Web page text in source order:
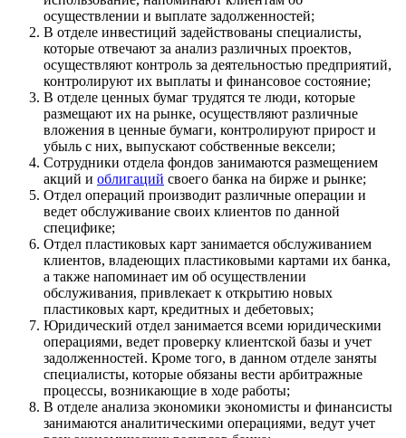
осуществлении и выплате задолженностей;
В отделе инвестиций задействованы специалисты,
которые отвечают за анализ различных проектов,
осуществляют контроль за деятельностью предприятий,
контролируют их выплаты и финансовое состояние;
В отделе ценных бумаг трудятся те люди, которые
размещают их на рынке, осуществляют различные
вложения в ценные бумаги, контролируют прирост и
убыль с них, выпускают собственные вексели;
Сотрудники отдела фондов занимаются размещением
акций и облигаций своего банка на бирже и рынке;
Отдел операций производит различные операции и
ведет обслуживание своих клиентов по данной
специфике;
Отдел пластиковых карт занимается обслуживанием
клиентов, владеющих пластиковыми картами их банка,
а также напоминает им об осуществлении
обслуживания, привлекает к открытию новых
пластиковых карт, кредитных и дебетовых;
Юридический отдел занимается всеми юридическими
операциями, ведет проверку клиентской базы и учет
задолженностей. Кроме того, в данном отделе заняты
специалисты, которые обязаны вести арбитражные
процессы, возникающие в ходе работы;
В отделе анализа экономики экономисты и финансисты
занимаются аналитическими операциями, ведут учет